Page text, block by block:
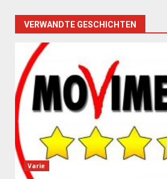
VERWANDTE GESCHICHTEN
Varie